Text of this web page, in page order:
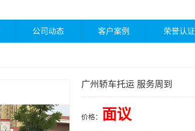
公司动态 客户案例 荣誉认证
广州轿车托运 服务周到
价格： 面议